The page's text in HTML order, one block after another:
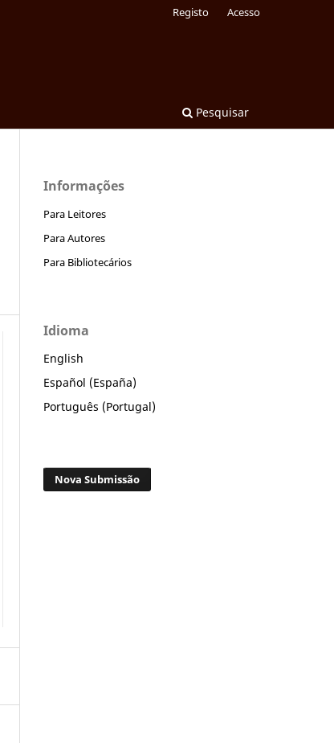
Pesquisar
Registo Acesso
Informações
Para Leitores
Para Autores
Para Bibliotecários
Idioma
English
Español (España)
Português (Portugal)
Nova Submissão